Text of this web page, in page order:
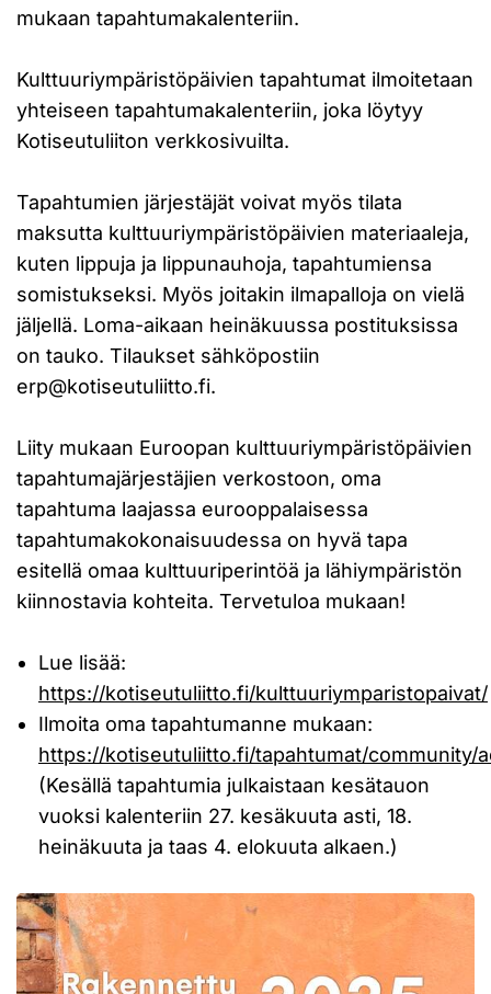
mukaan tapahtumakalenteriin.
Kulttuuriympäristöpäivien tapahtumat ilmoitetaan
yhteiseen tapahtumakalenteriin, joka löytyy
Kotiseutuliiton verkkosivuilta.
Tapahtumien järjestäjät voivat myös tilata
maksutta kulttuuriympäristöpäivien materiaaleja,
kuten lippuja ja lippunauhoja, tapahtumiensa
somistukseksi. Myös joitakin ilmapalloja on vielä
jäljellä. Loma-aikaan heinäkuussa postituksissa
on tauko. Tilaukset sähköpostiin
erp@kotiseutuliitto.fi.
Liity mukaan Euroopan kulttuuriympäristöpäivien
tapahtumajärjestäjien verkostoon, oma
tapahtuma laajassa eurooppalaisessa
tapahtumakokonaisuudessa on hyvä tapa
esitellä omaa kulttuuriperintöä ja lähiympäristön
kiinnostavia kohteita. Tervetuloa mukaan!
Lue lisää:
https://kotiseutuliitto.fi/kulttuuriymparistopaivat/
Ilmoita oma tapahtumanne mukaan:
https://kotiseutuliitto.fi/tapahtumat/community/
(Kesällä tapahtumia julkaistaan kesätauon
vuoksi kalenteriin 27. kesäkuuta asti, 18.
heinäkuuta ja taas 4. elokuuta alkaen.)